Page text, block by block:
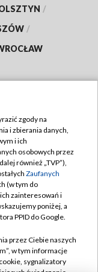
/
/
zgody na
i zbierania danych,
i ich
osobowych przez
również „TVP”),
Zaufanych
(w tym do
zainteresowań i
poniżej, a
PPID do Google.
przez Ciebie naszych
w tym informacje
sygnalizatory